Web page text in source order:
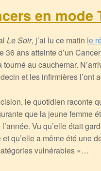
en mode
Le Soir, j’ai lu ce matin le
36 ans atteinte d’un
tourné au cauchemar.
et les infirmières l’ont
le quotidien raconte
que la jeune femme
Vu qu’elle était
qu’elle a même été une
vulnérables »…